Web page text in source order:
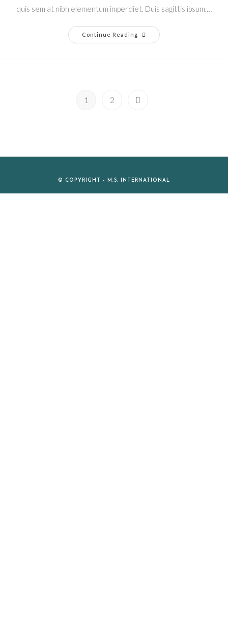
quis sem at nibh elementum imperdiet. Duis sagittis ipsum.…
Continue Reading
1 2
© COPYRIGHT - M.S. INTERNATIONAL